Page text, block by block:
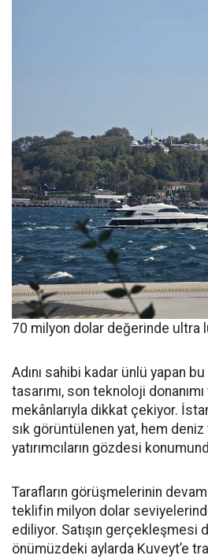
70 milyon dolar değerinde ultra
Adını sahibi kadar ünlü yapan
tasarımı, son teknoloji
mekânlarıyla dikkat çekiyor.
sık görüntülenen yat, hem deniz
yatırımcıların gözdesi
Tarafların görüşmelerinin
teklifin milyon dolar
ediliyor. Satışın gerçekleşmesi
önümüzdeki aylarda Kuveyt’e